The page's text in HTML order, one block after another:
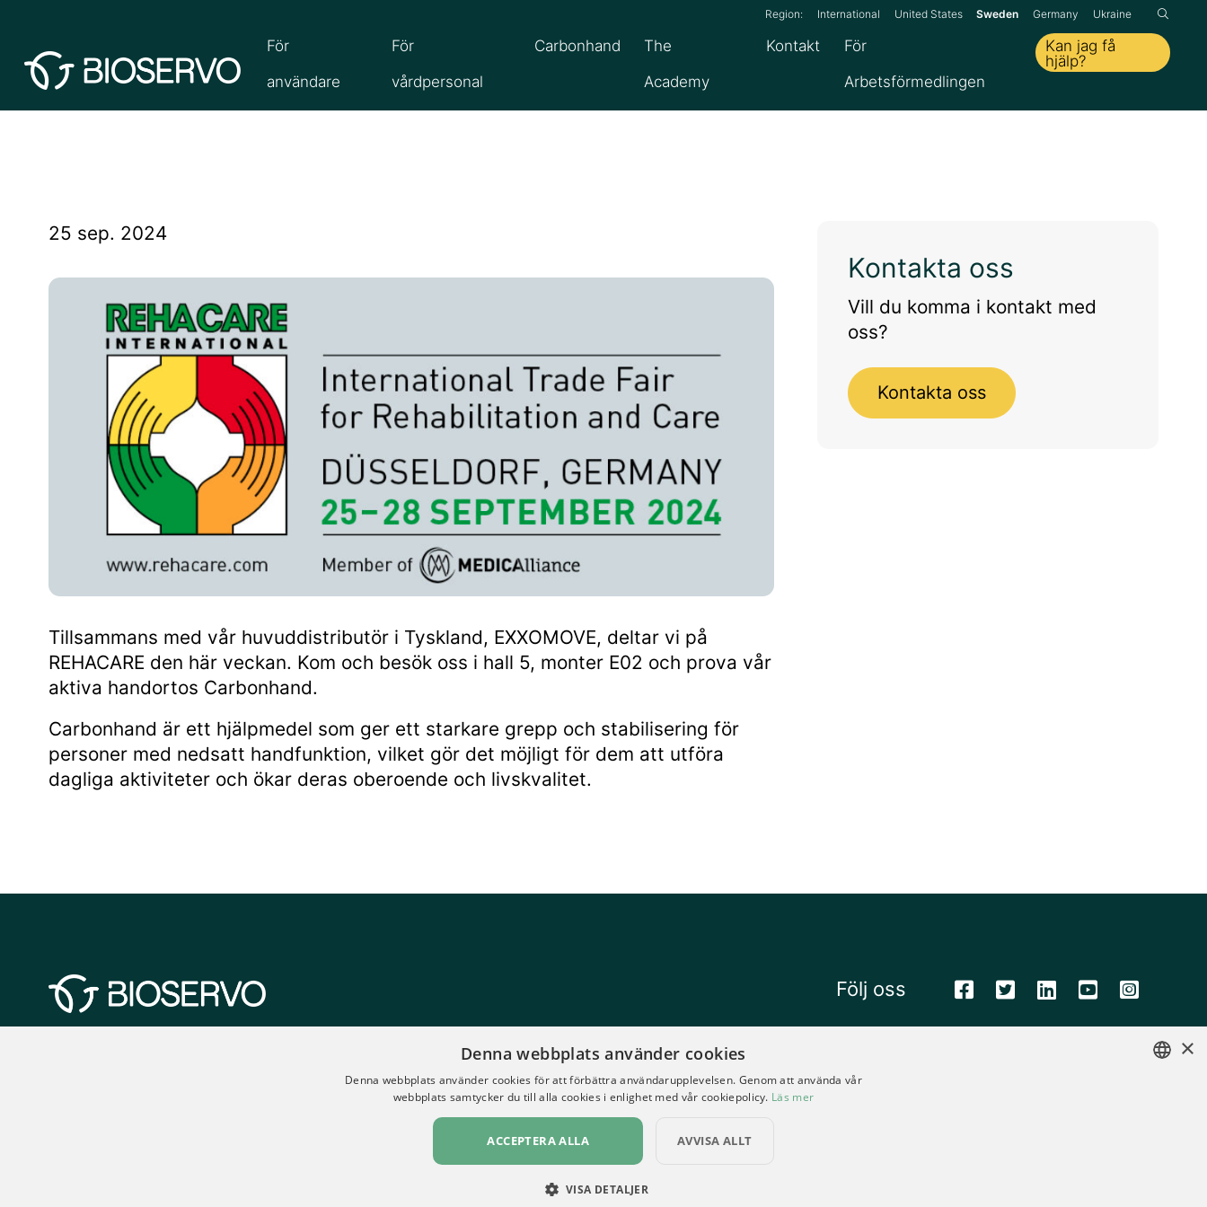
Region: International United States Sweden Germany Ukraine
För
användare
För
vårdpersonal
Carbonhand
The
Academy
Kontakt
För
Arbetsförmedlingen
Kan jag få
hjälp?
25 sep. 2024
Tillsammans med vår huvuddistributör i Tyskland, EXXOMOVE, deltar vi på
REHACARE den här veckan. Kom och besök oss i hall 5, monter E02 och prova vår
aktiva handortos Carbonhand.
Carbonhand är ett hjälpmedel som ger ett starkare grepp och stabilisering för
personer med nedsatt handfunktion, vilket gör det möjligt för dem att utföra
dagliga aktiviteter och ökar deras oberoende och livskvalitet.
Kontakta oss
Vill du komma i kontakt med
oss?
Kontakta oss
Bioservo är ett världsledande företag inom bärbara greppförstärkande system. Vi
stärker människor genom vår intuitiva "Soft Extra Muscle"-teknologi. Våra produkter
förbättrar livskvaliteten för våra användare och får dem att känna sig trygga och
självständiga. Vi finns till för alla som är i behov av extra styrka och uthållighet.
Följ oss
Integritetspolicy
×
Denna webbplats använder cookies
Denna webbplats använder cookies för att förbättra användarupplevelsen. Genom att använda vår
webbplats samtycker du till alla cookies i enlighet med vår cookiepolicy. Läs mer
ACCEPTERA ALLA AVVISA ALLT
VISA DETALJER